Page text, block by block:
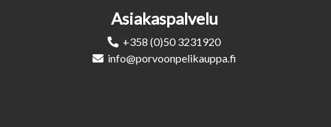
Asiakaspalvelu
+358 (0)50 3231920
info@porvoonpelikauppa.fi